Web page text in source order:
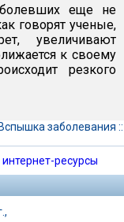
еще не
говорят ученые,
увеличивают
к своему
резкого
заболевания ::
ресурсы